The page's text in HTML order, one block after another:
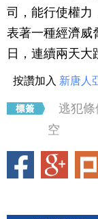
司，能行使權力
表著一種經濟威
日，連續兩天大
按讚加入 新唐人
逃犯條
空